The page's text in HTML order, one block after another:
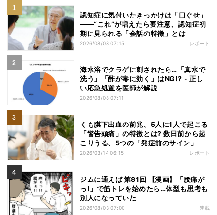
認知症に気付いたきっかけは「口ぐせ」
――“これ”が増えたら要注意、認知症初
期に見られる「会話の特徴」とは
2026/08/08 07:15 レポート
海水浴でクラゲに刺されたら…「真水で
洗う」「酢が毒に効く」はNG!? - 正し
い応急処置を医師が解説
2026/08/08 07:11
くも膜下出血の前兆、5人に1人で起こる
「警告頭痛」の特徴とは? 数日前から起
こりうる、5つの「発症前のサイン」
2026/03/14 06:15 レポート
ジムに通えば 第81回 【漫画】「腰痛が
っ!」で筋トレを始めたら…体型も思考も
別人になっていた
2026/08/03 07:00 連載